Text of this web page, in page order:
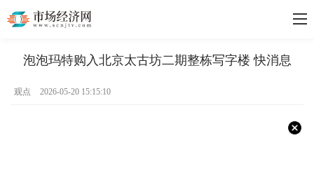
泡泡玛特购入北京太古坊二期整栋写字楼 快消息
观点 2026-05-20 15:15:10